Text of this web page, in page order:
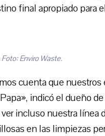
final apropiado para
Enviro Waste.
cuenta que nuestros
indicó el dueño
incluso nuestra línea
en las limpiezas